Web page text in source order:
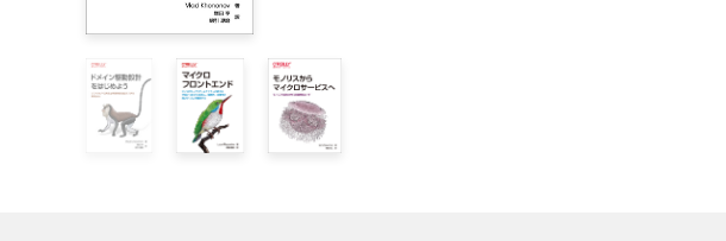
2章　複雑性を制する
    2.1　複雑性の発生要因：問題空間と解決空間